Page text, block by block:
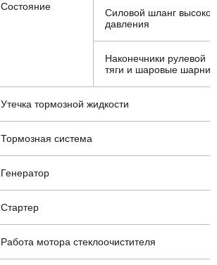
Состояние
Силовой шланг
давления
Наконечники рулевой
тяги и шаровые
Утечка тормозной жидкости
Тормозная система
Генератор
Стартер
Работа мотора стеклоочистителя